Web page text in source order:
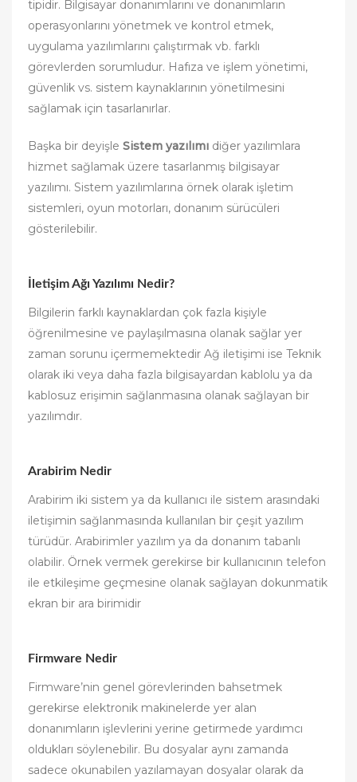
tipidir. Bilgisayar donanımlarını ve donanımların
operasyonlarını yönetmek ve kontrol etmek,
uygulama yazılımlarını çalıştırmak vb. farklı
görevlerden sorumludur. Hafıza ve işlem yönetimi,
güvenlik vs. sistem kaynaklarının yönetilmesini
sağlamak için tasarlanırlar.
Başka bir deyişle Sistem yazılımı diğer yazılımlara
hizmet sağlamak üzere tasarlanmış bilgisayar
yazılımı. Sistem yazılımlarına örnek olarak işletim
sistemleri, oyun motorları, donanım sürücüleri
gösterilebilir.
İletişim Ağı Yazılımı Nedir?
Bilgilerin farklı kaynaklardan çok fazla kişiyle
öğrenilmesine ve paylaşılmasına olanak sağlar yer
zaman sorunu içermemektedir Ağ iletişimi ise Teknik
olarak iki veya daha fazla bilgisayardan kablolu ya da
kablosuz erişimin sağlanmasına olanak sağlayan bir
yazılımdır.
Arabirim Nedir
Arabirim iki sistem ya da kullanıcı ile sistem arasındaki
iletişimin sağlanmasında kullanılan bir çeşit yazılım
türüdür. Arabirimler yazılım ya da donanım tabanlı
olabilir. Örnek vermek gerekirse bir kullanıcının telefon
ile etkileşime geçmesine olanak sağlayan dokunmatik
ekran bir ara birimidir
Firmware Nedir
Firmware’nin genel görevlerinden bahsetmek
gerekirse elektronik makinelerde yer alan
donanımların işlevlerini yerine getirmede yardımcı
oldukları söylenebilir. Bu dosyalar aynı zamanda
sadece okunabilen yazılamayan dosyalar olarak da